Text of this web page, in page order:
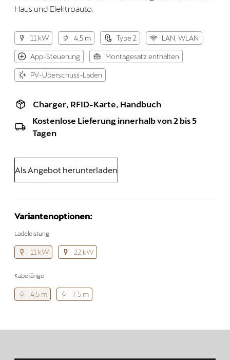
Haus und Elektroauto.
11 kW 4,5 m Type 2 LAN, WLAN
App-Steuerung Montagesatz enthalten
PV-Überschuss-Laden
Charger, RFID-Karte, Handbuch
Kostenlose Lieferung innerhalb von 2 bis 5
Tagen
Als Angebot herunterladen
Variantenoptionen:
Ladeleistung
11 kW 22 kW
Kabellänge
4,5 m 7,5 m